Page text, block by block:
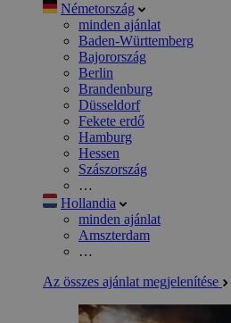
Németország
minden ajánlat
Baden-Württemberg
Bajorország
Berlin
Brandenburg
Düsseldorf
Fekete erdő
Hamburg
Hessen
Szászország
…
Hollandia
minden ajánlat
Amszterdam
…
Az összes ajánlat megjelenítése